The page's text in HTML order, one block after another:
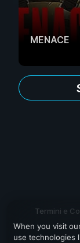
MENACE
Termini e
When you visit
use technologies